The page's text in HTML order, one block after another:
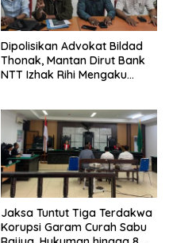
Dipolisikan Advokat Bildad
Thonak, Mantan Dirut Bank
NTT Izhak Rihi Mengaku
Jaksa Tuntut Tiga Terdakwa
Korupsi Garam Curah Sabu